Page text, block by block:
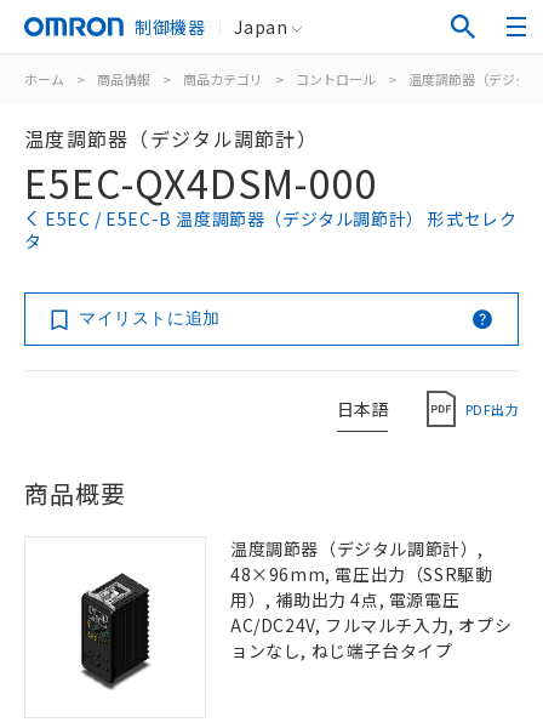
制御機器 Japan
ホーム > 商品情報 > 商品カテゴリ > コントロール > 温度調節器（デジタ
温度調節器（デジタル調節計）
E5EC-QX4DSM-000
E5EC / E5EC-B 温度調節器（デジタル調節計） 形式セレク
タ
マイリストに追加
日本語 PDF出力
商品概要
温度調節器（デジタル調節計）,
48×96mm, 電圧出力（SSR駆動
用）, 補助出力 4点, 電源電圧
AC/DC24V, フルマルチ入力, オプシ
ョンなし, ねじ端子台タイプ